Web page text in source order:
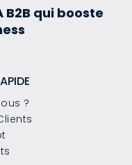
B2B qui booste
?